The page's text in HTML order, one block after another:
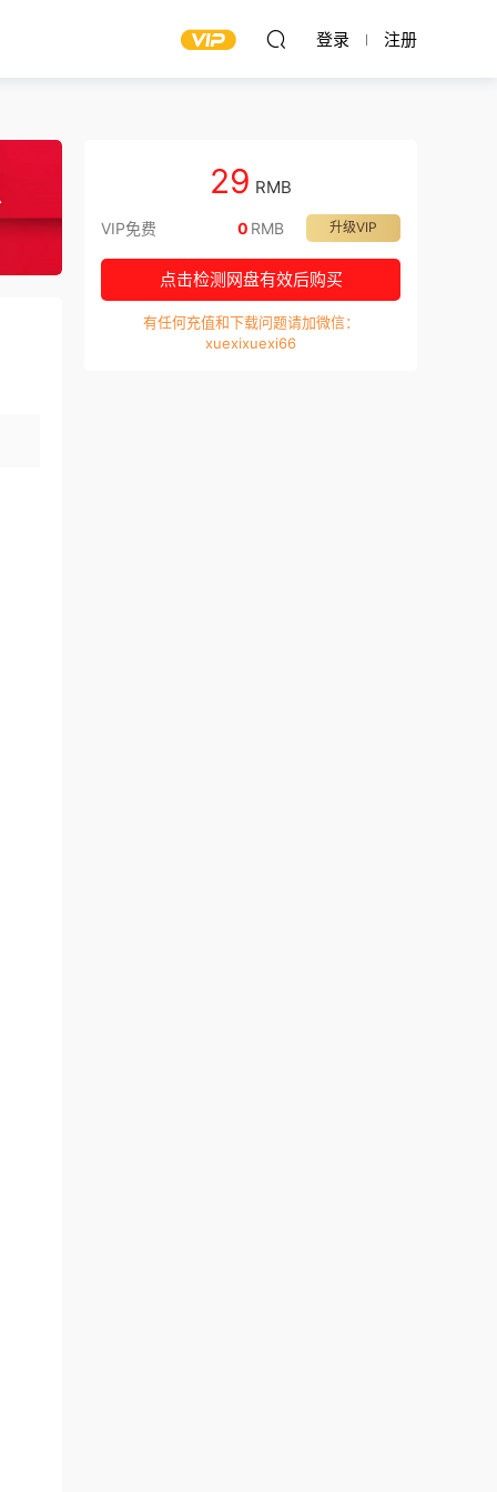
登录 注册
29 RMB
VIP免费 升级VIP
0 RMB
点击检测网盘有效后购买
有任何充值和下载问题请加微信：
xuexixuexi66